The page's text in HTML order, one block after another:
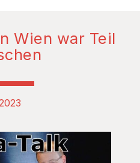
Wien war Teil